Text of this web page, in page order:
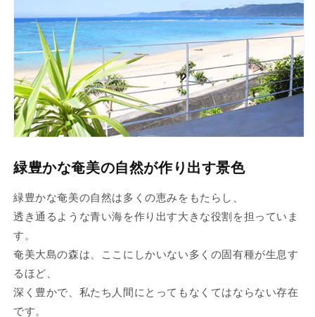
緑豊かな奄美の自然が作り出す景色
緑豊かな奄美の自然は多くの恵みをもたらし、
透き通るような青い海を作り出す大きな役割を担っていま
す。
奄美大島の森は、ここにしかいない多くの固有種が生息す
るほど、
深く豊かで、私たち人間にとってもなくてはならない存在
です。